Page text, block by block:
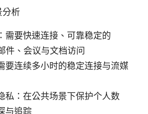
分析
需要快速连接、可靠稳定的
件、会议与文档访问
要连续多小时的稳定连接与流媒
私：在公共场景下保护个人数
与追踪